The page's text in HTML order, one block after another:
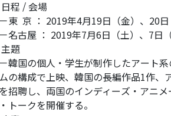
程 / 会場
京 ： 2019年4月19日（金）、20日
古屋 ： 2019年7月6日（土）、7日
題
国の個人・学生が制作したアート系
の構成で上映、韓国の長編作品1作
招聘し、両国のインディーズ・アニ
トークを開催する。